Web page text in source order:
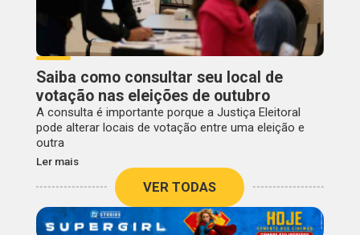
Saiba como consultar seu local de
votação nas eleições de outubro
A consulta é importante porque a Justiça Eleitoral
pode alterar locais de votação entre uma eleição e
outra
Ler mais
VER TODAS